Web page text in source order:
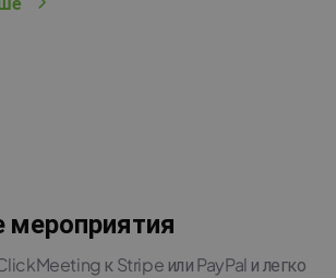
к Stripe или PayPal и легко